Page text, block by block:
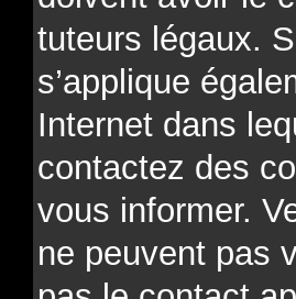
tuteurs légaux.
s’applique
Internet dans
contactez des
vous informer.
ne peuvent pas